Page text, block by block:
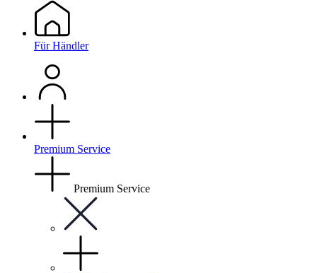
Für Händler
Premium Service
Premium Service